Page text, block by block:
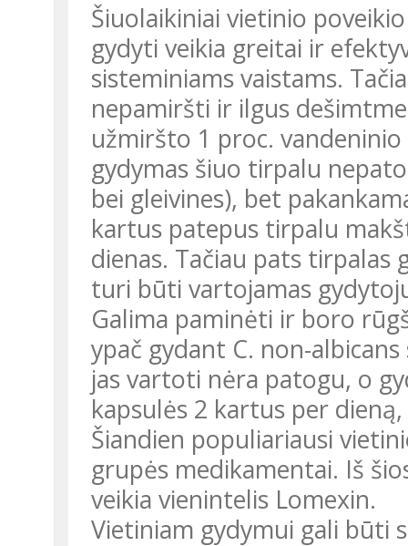
Šiuolaikiniai vietinio
gydyti veikia greitai ir
sisteminiams vaistams.
nepamiršti ir ilgus
užmiršto 1 proc.
gydymas šiuo tirpalu
bei gleivines), bet
kartus patepus tirpalu
dienas. Tačiau pats
turi būti vartojamas
Galima paminėti ir boro
ypač gydant C. non-
jas vartoti nėra patogu, o
kapsulės 2 kartus per
Šiandien populiariausi
grupės medikamentai. Iš
veikia vienintelis Lomexin.
Vietiniam gydymui gali būti